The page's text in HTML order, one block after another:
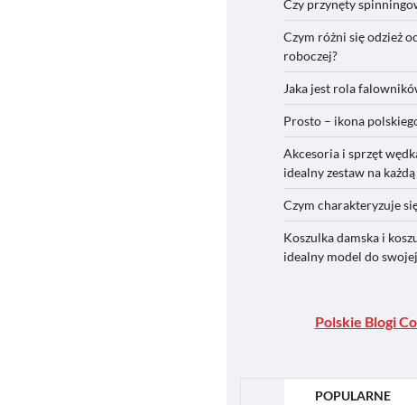
Czy przynęty
Czym różni się odzież
roboczej?
Jaka jest rola
Prosto – ikona
Akcesoria i sprzęt
idealny zestaw na
Czym charakteryzuje
Koszulka damska i
idealny model do
Polskie Blogi
POPULARNE